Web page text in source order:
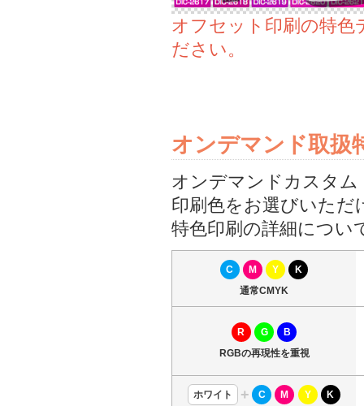
オフセット印刷の特色
ださい。
オンデマンド取扱
オンデマンドカスタム
印刷色をお選びいただ
特色印刷の詳細につい
C M Y
K
通常CMYK
R G
B
RGBの再現性を重視
ホワイト + C M Y
K